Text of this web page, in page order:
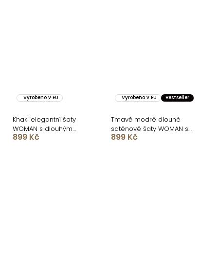
Vyrobeno v EU
Khaki elegantní šaty
WOMAN s dlouhým
rukávem
899 Kč
Vyrobeno v EU Bestseller
Tmavě modré dlouhé
saténové šaty WOMAN s
dlouhým rukávem
899 Kč